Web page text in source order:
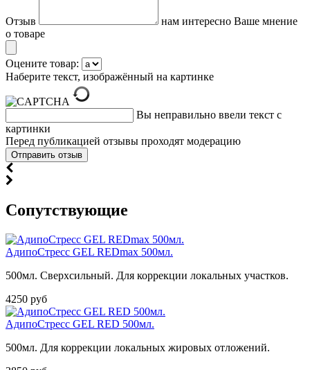
Отзыв
нам интересно Ваше мнение
о товаре
Оцените товар:
Наберите текст, изображённый на картинке
Вы неправильно ввели текст с
картинки
Перед публикацией отзывы проходят модерацию
Cопутствующие
АдипоСтресс GEL REDmax 500мл.
500мл. Сверхсильный. Для коррекции локальных участков.
4250 руб
АдипоСтресс GEL RED 500мл.
500мл. Для коррекции локальных жировых отложений.